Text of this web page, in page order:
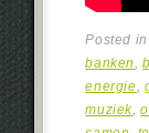
Posted
banken,
energie,
muziek,